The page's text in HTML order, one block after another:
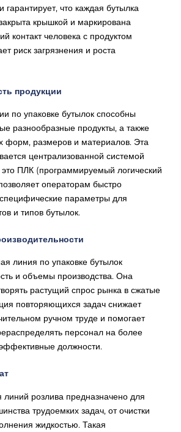
гарантирует, что каждая бутылка
крышкой и маркирована
контакт человека с продуктом
риск загрязнения и роста
продукции
по упаковке бутылок способны
разнообразные продукты, а также
форм, размеров и материалов. Эта
централизованной системой
это ПЛК (программируемый логический
операторам быстро
параметры для
и типов бутылок.
линия по упаковке бутылок
и объемы производства. Она
растущий спрос рынка в сжатые
повторяющихся задач снижает
ручном труде и помогает
персонал на более
должности.
розлива предназначено для
трудоемких задач, от очистки
жидкостью. Такая